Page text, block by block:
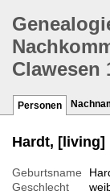
Clawesen
Personen
Hardt, [living]
Geburtsname
Geschlecht